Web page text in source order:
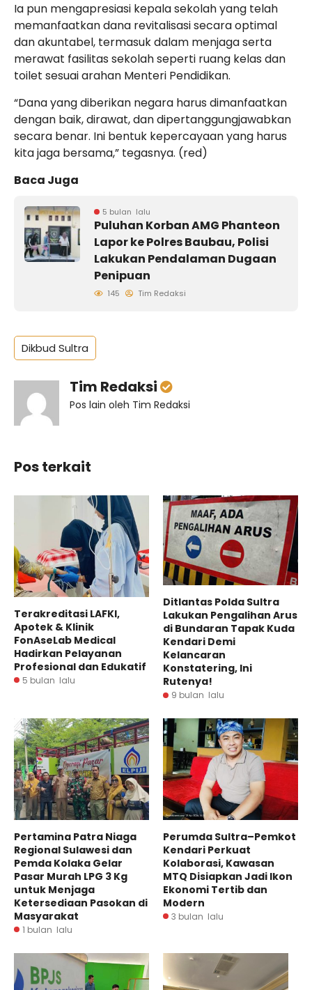
Ia pun mengapresiasi kepala sekolah yang telah
memanfaatkan dana revitalisasi secara optimal
dan akuntabel, termasuk dalam menjaga serta
merawat fasilitas sekolah seperti ruang kelas dan
toilet sesuai arahan Menteri Pendidikan.
“Dana yang diberikan negara harus dimanfaatkan
dengan baik, dirawat, dan dipertanggungjawabkan
secara benar. Ini bentuk kepercayaan yang harus
kita jaga bersama,” tegasnya. (red)
Baca Juga
5 bulan lalu
Puluhan Korban AMG Phanteon
Lapor ke Polres Baubau, Polisi
Lakukan Pendalaman Dugaan
Penipuan
145 Tim Redaksi
Dikbud Sultra
Tim Redaksi
Pos lain oleh Tim Redaksi
Pos terkait
Terakreditasi LAFKI,
Apotek & Klinik
FonAseLab Medical
Hadirkan Pelayanan
Profesional dan Edukatif
5 bulan lalu
Ditlantas Polda Sultra
Lakukan Pengalihan Arus
di Bundaran Tapak Kuda
Kendari Demi
Kelancaran
Konstatering, Ini
Rutenya!
9 bulan lalu
Pertamina Patra Niaga
Regional Sulawesi dan
Pemda Kolaka Gelar
Pasar Murah LPG 3 Kg
untuk Menjaga
Ketersediaan Pasokan di
Masyarakat
1 bulan lalu
Perumda Sultra–Pemkot
Kendari Perkuat
Kolaborasi, Kawasan
MTQ Disiapkan Jadi Ikon
Ekonomi Tertib dan
Modern
3 bulan lalu